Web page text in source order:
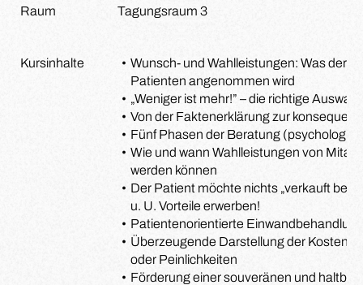
Raum Tagungsraum 3
Kursinhalte
Wunsch- und Wahlleistungen: Was
Patienten angenommen wird
„Weniger ist mehr!” – die richtige
Von der Faktenerklärung zur
Fünf Phasen der Beratung
Wie und wann Wahlleistungen von
werden können
Der Patient möchte nichts „verkauft
u. U. Vorteile erwerben!
Patientenorientierte Einwandbehandlung
Überzeugende Darstellung der Kosten
oder Peinlichkeiten
Förderung einer souveränen und